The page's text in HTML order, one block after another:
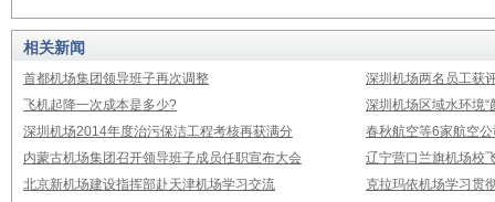
相关新闻
首都机场集团领导班子再次调整
深圳机场两名员工获
飞机起降一次成本是多少?
深圳机场区域水环境“
深圳机场2014年度治污保洁工程考核再获满分
春秋航空等6家航空
内蒙古机场集团召开领导班子成员任职宣布大会
辽宁营口兰旗机场校
北京新机场建设指挥部赴天津机场学习交流
克拉玛依机场学习贯